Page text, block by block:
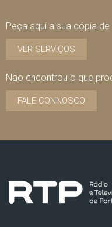
Peça aqui a sua cópia
VER SERVIÇOS
Não encontrou o que
FALE CONNOSCO